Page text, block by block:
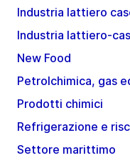
Industria lattiero
Industria lattiero-
New Food
Petrolchimica, gas
Prodotti chimici
Refrigerazione e
Settore marittimo